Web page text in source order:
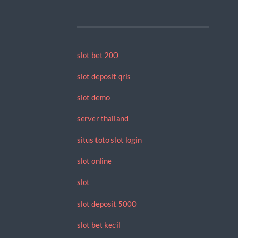
slot bet 200
slot deposit qris
slot demo
server thailand
situs toto slot login
slot online
slot
slot deposit 5000
slot bet kecil